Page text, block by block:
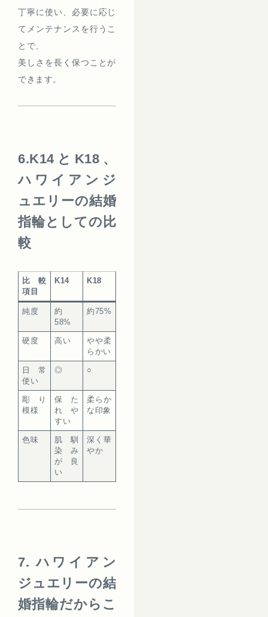
丁寧に使い、必要に応じ
てメンテナンスを行うこ
とで、
美しさを長く保つことが
できます。
6.K14とK18、
ハワイアンジ
ュエリーの結婚
指輪としての比
較
比較
項目
K14 K18
純度
約
58%
約75%
硬度 高い
やや柔
らかい
日常
使い
◎ ○
彫り
模様
保た
れや
すい
柔らか
な印象
色味
肌馴
染み
が良
い
深く華
やか
7. ハワイアン
ジュエリーの結
婚指輪だからこ